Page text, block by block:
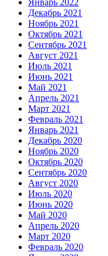
Декабрь 2021
Ноябрь 2021
Октябрь 2021
Сентябрь 2021
Август 2021
Июль 2021
Июнь 2021
Май 2021
Апрель 2021
Март 2021
Февраль 2021
Январь 2021
Декабрь 2020
Ноябрь 2020
Октябрь 2020
Сентябрь 2020
Август 2020
Июль 2020
Июнь 2020
Май 2020
Апрель 2020
Март 2020
Февраль 2020